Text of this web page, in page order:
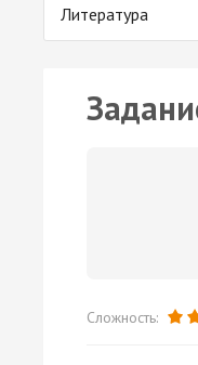
Литература
Сложность: